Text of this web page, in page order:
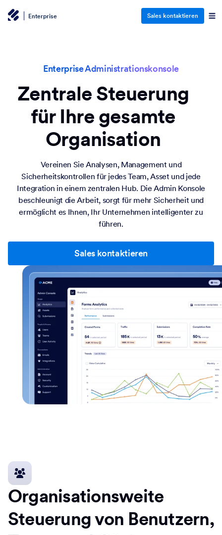
Enterprise Sales kontaktieren
Enterprise Administrationskonsole
Zentrale Steuerung
für Ihre gesamte
Organisation
Vereinen Sie Analysen, Management und
Sicherheitskontrollen für jedes Team, Asset und jede
Integration in einem zentralen Hub. Die Admin Konsole
beschleunigt die Arbeit, sorgt für mehr Sicherheit und
ermöglicht es Ihnen, Ihr Unternehmen intelligenter zu
führen.
Sales kontaktieren
Organisationsweite
Steuerung von Benutzern,